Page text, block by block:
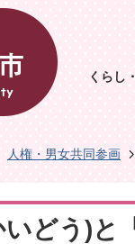
くらし
人権・男女共同参画
どう)と